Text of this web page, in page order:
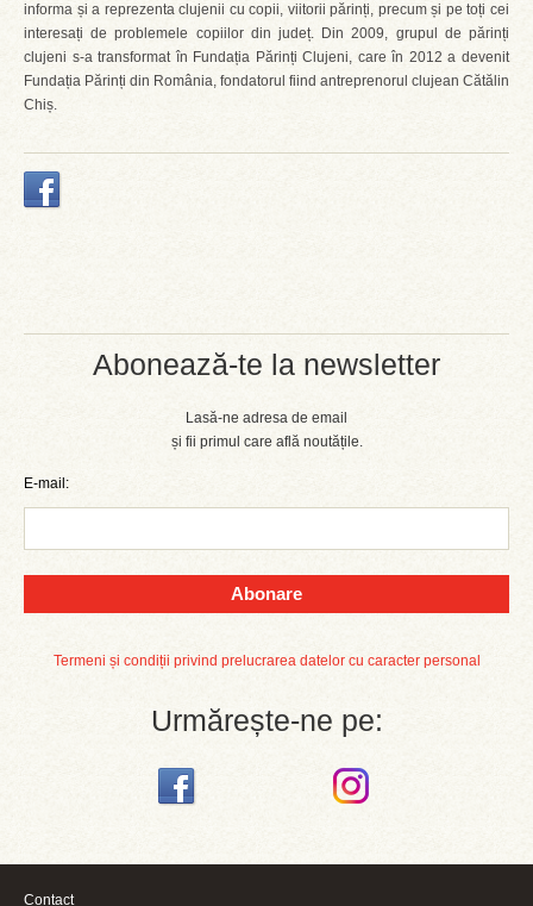
Abonează-te la newsletter
Lasă-ne adresa de email
și fii primul care află noutățile.
E-mail:
Abonare
Termeni și condiții privind prelucrarea datelor cu caracter personal
Urmărește-ne pe:
informa și a reprezenta clujenii cu copii, viitorii părinți, precum și pe toți cei
interesați de problemele copiilor din județ. Din 2009, grupul de părinți
clujeni s-a transformat în Fundația Părinți Clujeni, care în 2012 a devenit
Fundația Părinți din România, fondatorul fiind antreprenorul clujean Cătălin
Chiș.
Contact